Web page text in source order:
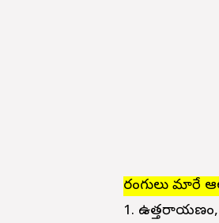
రంగులు మారే
1.